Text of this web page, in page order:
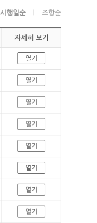
시행일순 조항순
자세히 보기
열기
열기
열기
열기
열기
열기
열기
열기